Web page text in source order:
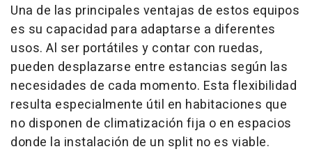
Una de las principales ventajas de estos equipos
es su capacidad para adaptarse a diferentes
usos. Al ser portátiles y contar con ruedas,
pueden desplazarse entre estancias según las
necesidades de cada momento. Esta flexibilidad
resulta especialmente útil en habitaciones que
no disponen de climatización fija o en espacios
donde la instalación de un split no es viable.